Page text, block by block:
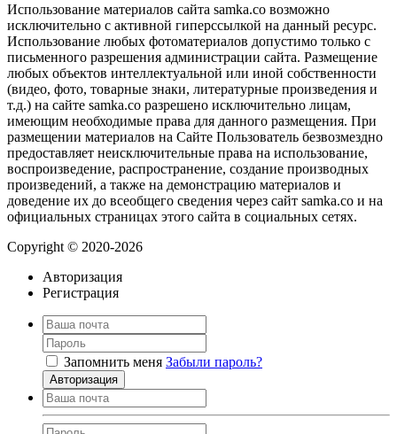
Использование материалов сайта samka.co возможно
исключительно с активной гиперссылкой на данный ресурс.
Использование любых фотоматериалов допустимо только с
письменного разрешения администрации сайта. Размещение
любых объектов интеллектуальной или иной собственности
(видео, фото, товарные знаки, литературные произведения и
т.д.) на сайте samka.co разрешено исключительно лицам,
имеющим необходимые права для данного размещения. При
размещении материалов на Сайте Пользователь безвозмездно
предоставляет неисключительные права на использование,
воспроизведение, распространение, создание производных
произведений, а также на демонстрацию материалов и
доведение их до всеобщего сведения через сайт samka.co и на
официальных страницах этого сайта в социальных сетях.
Copyright © 2020-2026
Авторизация
Регистрация
Запомнить меня Забыли пароль?
Авторизация